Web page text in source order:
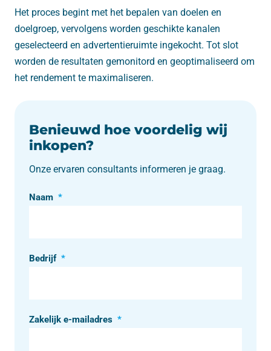
Het proces begint met het bepalen van doelen en
doelgroep, vervolgens worden geschikte kanalen
geselecteerd en advertentieruimte ingekocht. Tot slot
worden de resultaten gemonitord en geoptimaliseerd om
het rendement te maximaliseren.
Benieuwd hoe voordelig wij
inkopen?
Onze ervaren consultants informeren je graag.
Naam *
Bedrijf *
Zakelijk e-mailadres *